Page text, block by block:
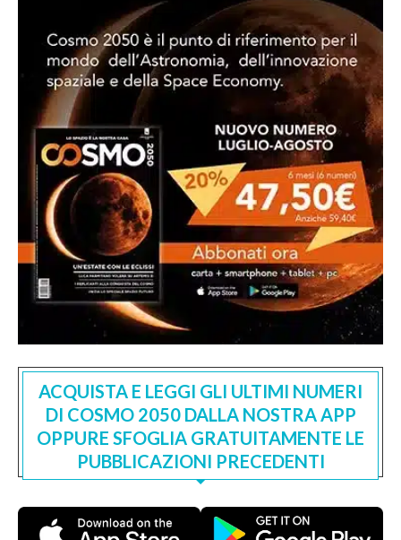
ACQUISTA E LEGGI GLI ULTIMI NUMERI
DI COSMO 2050 DALLA NOSTRA APP
OPPURE SFOGLIA GRATUITAMENTE LE
PUBBLICAZIONI PRECEDENTI